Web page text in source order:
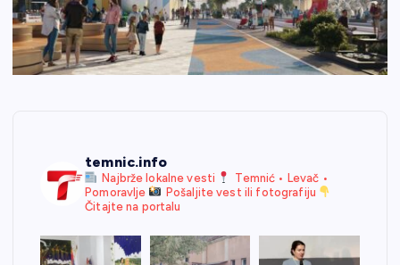
temnic.info
Najbrže lokalne vesti
Temnić • Levač •
Pomoravlje
Pošaljite vest ili fotografiju
Čitajte na portalu